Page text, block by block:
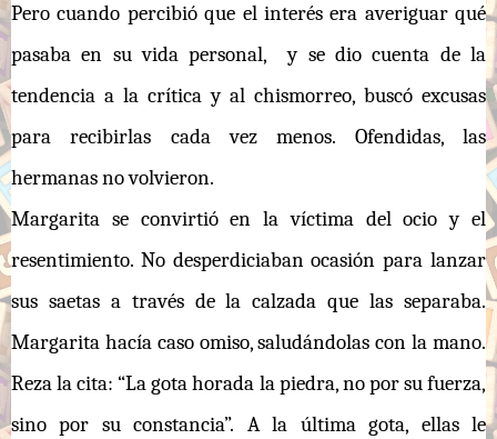
Pero cuando percibió que el interés era averiguar qué
pasaba en su vida personal, y se dio cuenta de la
tendencia a la crítica y al chismorreo, buscó excusas
para recibirlas cada vez menos. Ofendidas, las
hermanas no volvieron.
Margarita se convirtió en la víctima del ocio y el
resentimiento. No desperdiciaban ocasión para lanzar
sus saetas a través de la calzada que las separaba.
Margarita hacía caso omiso, saludándolas con la mano.
Reza la cita: “La gota horada la piedra, no por su fuerza,
sino por su constancia”. A la última gota, ellas le